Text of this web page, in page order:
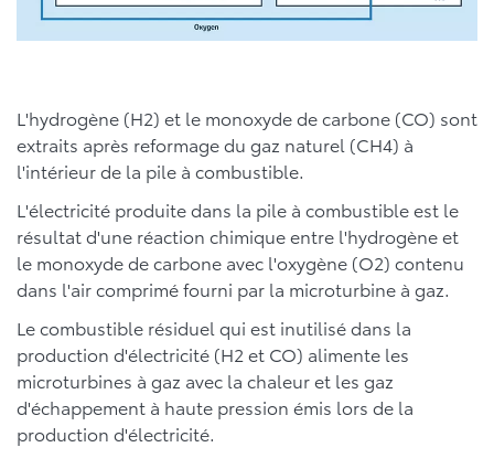
L'hydrogène (H2) et le monoxyde de carbone (CO) sont
extraits après reformage du gaz naturel (CH4) à
l'intérieur de la pile à combustible.
L'électricité produite dans la pile à combustible est le
résultat d'une réaction chimique entre l'hydrogène et
le monoxyde de carbone avec l'oxygène (O2) contenu
dans l'air comprimé fourni par la microturbine à gaz.
Le combustible résiduel qui est inutilisé dans la
production d'électricité (H2 et CO) alimente les
microturbines à gaz avec la chaleur et les gaz
d'échappement à haute pression émis lors de la
production d'électricité.